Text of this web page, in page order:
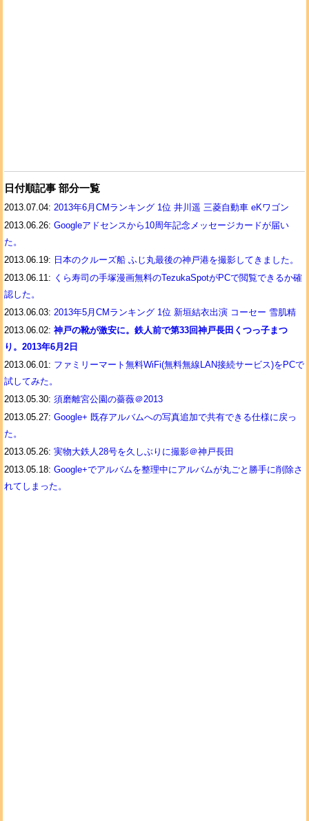
日付順記事 部分一覧
2013.07.04: 2013年6月CMランキング 1位 井川遥 三菱自動車 eKワゴン
2013.06.26: Googleアドセンスから10周年記念メッセージカードが届い
た。
2013.06.19: 日本のクルーズ船 ふじ丸最後の神戸港を撮影してきました。
2013.06.11: くら寿司の手塚漫画無料のTezukaSpotがPCで閲覧できるか確
認した。
2013.06.03: 2013年5月CMランキング 1位 新垣結衣出演 コーセー 雪肌精
2013.06.02: 神戸の靴が激安に。鉄人前で第33回神戸長田くつっ子まつ
り。2013年6月2日
2013.06.01: ファミリーマート無料WiFi(無料無線LAN接続サービス)をPCで
試してみた。
2013.05.30: 須磨離宮公園の薔薇＠2013
2013.05.27: Google+ 既存アルバムへの写真追加で共有できる仕様に戻っ
た。
2013.05.26: 実物大鉄人28号を久しぶりに撮影＠神戸長田
2013.05.18: Google+でアルバムを整理中にアルバムが丸ごと勝手に削除さ
れてしまった。